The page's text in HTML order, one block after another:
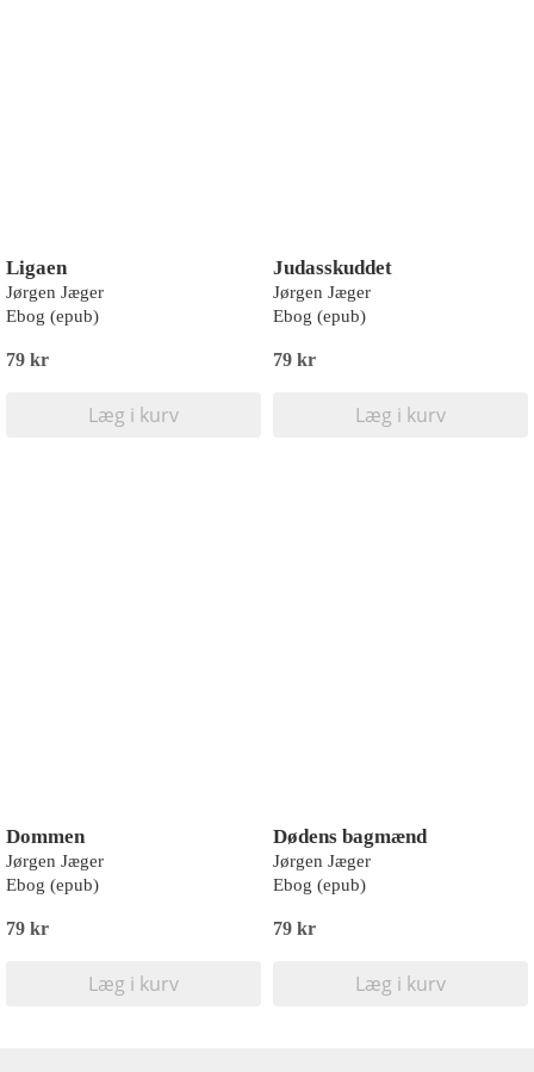
Ligaen
Jørgen Jæger
Ebog (epub)
79 kr
Læg i kurv
Judasskuddet
Jørgen Jæger
Ebog (epub)
79 kr
Læg i kurv
Dommen
Jørgen Jæger
Ebog (epub)
79 kr
Læg i kurv
Dødens bagmænd
Jørgen Jæger
Ebog (epub)
79 kr
Læg i kurv